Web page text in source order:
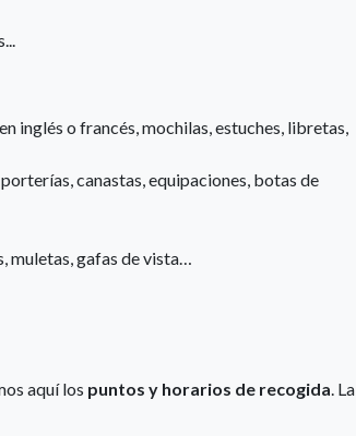
inglés o francés, mochilas, estuches, libretas,
canastas, equipaciones, botas de
muletas, gafas de vista…
aquí los puntos y horarios de recogida. La